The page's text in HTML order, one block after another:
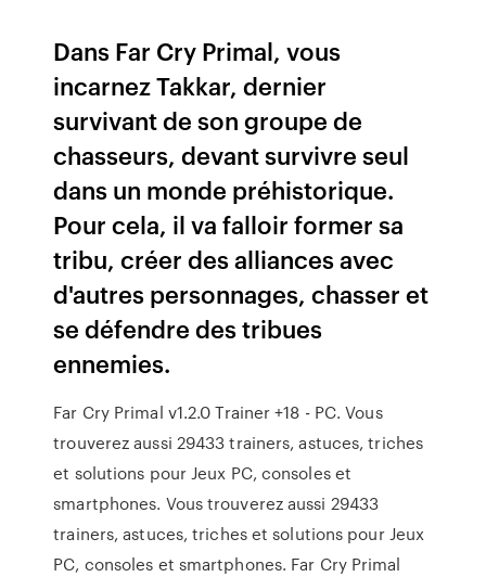
Dans Far Cry Primal, vous
incarnez Takkar, dernier
survivant de son groupe de
chasseurs, devant survivre seul
dans un monde préhistorique.
Pour cela, il va falloir former sa
tribu, créer des alliances avec
d'autres personnages, chasser et
se défendre des tribues
ennemies.
Far Cry Primal v1.2.0 Trainer +18 - PC. Vous
trouverez aussi 29433 trainers, astuces, triches
et solutions pour Jeux PC, consoles et
smartphones. Vous trouverez aussi 29433
trainers, astuces, triches et solutions pour Jeux
PC, consoles et smartphones. Far Cry Primal